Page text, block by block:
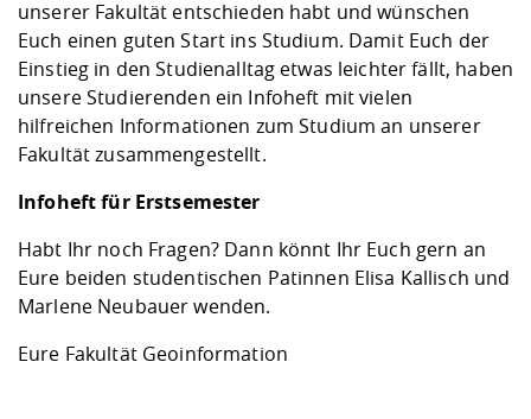
Vorbereitung
Checkliste zum
Studien- und
Digitales Lernen
Studieren in
Lebenslagen
Angebote der
Arbeit
Career Service
Lehren,
Weiterbilden im
Internationale
Formulare und
FIS -
Prototyping und
Gründung und
Kontakt &
Förderverein
Gremien und
Informatik/
Landbau/
Angebote für Unternehmen
Kontakt und Anfahrt
Qualitätssicherung
unserer Fakultät entschieden habt und wünschen
Euch einen guten Start ins Studium. Damit Euch der
Einstieg in den Studienalltag etwas leichter fällt, haben
unsere Studierenden ein Infoheft mit vielen
hilfreichen Informationen zum Studium an unserer
Fakultät zusammengestellt.
Infoheft für Erstsemester
Habt Ihr noch Fragen? Dann könnt Ihr Euch gern an
Eure beiden studentischen Patinnen Elisa Kallisch und
Marlene Neubauer wenden.
Eure Fakultät Geoinformation